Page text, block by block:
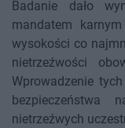
Badanie dało
mandatem
wysokości co
nietrzeźwości
Wprowadzenie
nietrzeźwych